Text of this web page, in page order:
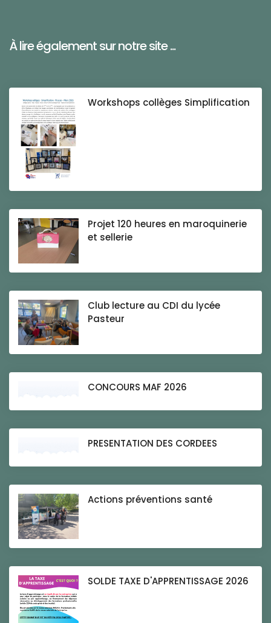
À lire également sur notre site ...
Workshops collèges Simplification
Projet 120 heures en maroquinerie
et sellerie
Club lecture au CDI du lycée
Pasteur
CONCOURS MAF 2026
PRESENTATION DES CORDEES
Actions préventions santé
SOLDE TAXE D'APPRENTISSAGE 2026